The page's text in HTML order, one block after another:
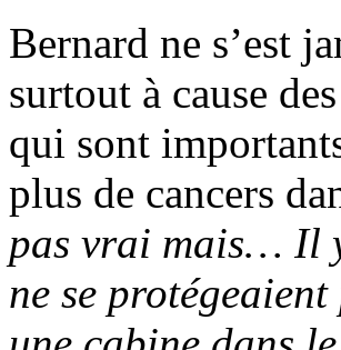
Bernard ne s’est
surtout à cause
qui sont
plus de cancers
pas vrai mais… Il
ne se